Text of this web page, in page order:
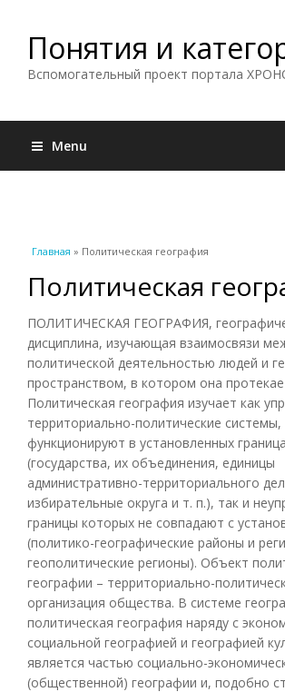
Понятия и
Вспомогательный проект портала
Menu
Вы здесь
Главная » Политическая география
Политическая
ПОЛИТИЧЕСКАЯ ГЕОГРАФИЯ,
дисциплина, изучающая взаимосвязи
политической деятельностью людей и
пространством, в котором она
Политическая география изучает как
территориально-политические
функционируют в установленных
(государства, их объединения, единицы
административно-территориального
избирательные округа и т. п.), так и
границы которых не совпадают с
(политико-географические районы и
геополитические регионы). Объект
географии – территориально-
организация общества. В системе
политическая география наряду с
социальной географией и географией
является частью социально-
(общественной) географии и, подобно